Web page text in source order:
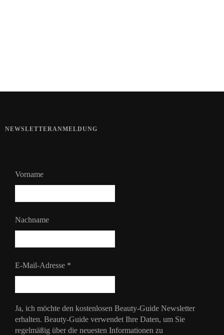
NEWSLETTERANMELDUNG
Vorname
Nachname
E-Mail-Adresse *
Ja, ich möchte den kostenlosen Beauty-Guide Newsletter
erhalten. Beauty-Guide verwendet Ihre Daten, um Sie
regelmäßig über die neuesten Informationen zu